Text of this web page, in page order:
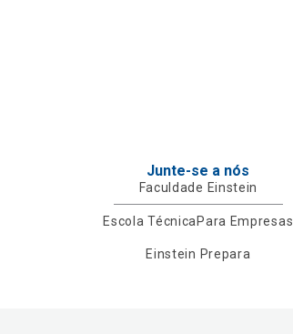
Junte-se a nós
Faculdade Einstein
Escola TécnicaPara Empresas
Einstein Prepara